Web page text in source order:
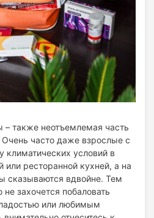
также неотъемлемая часть
Очень часто даже взрослые с
климатических условий в
или ресторанной кухней, а на
сказываются вдвойне. Тем
захочется побаловать
или любимым